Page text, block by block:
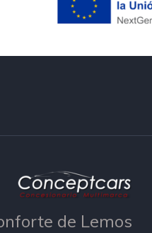
de Lemos